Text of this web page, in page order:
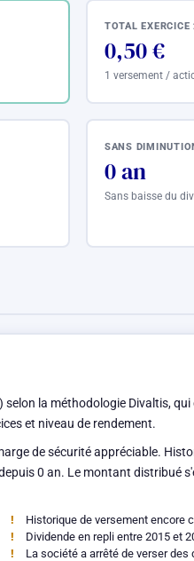
TOTAL EXERCICE
0,50 €
1 versement /
SANS
0 an
Sans baisse du
selon la méthodologie Divaltis,
et niveau de rendement.
de sécurité appréciable.
0 an. Le montant distribué
Historique de versement encore
Dividende en repli entre 2015 et
La société a arrêté de verser des